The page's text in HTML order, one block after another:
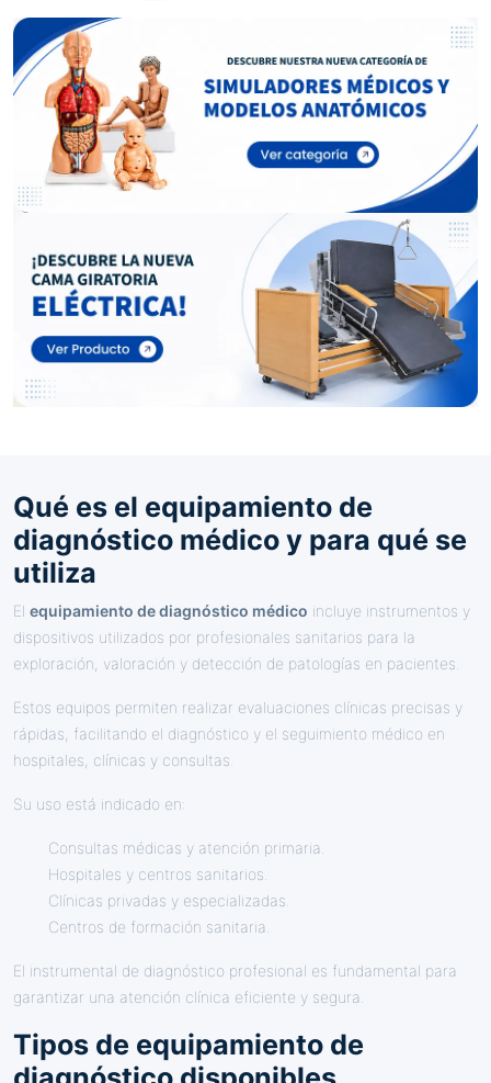
Qué es el equipamiento de
diagnóstico médico y para qué se
utiliza
El equipamiento de diagnóstico médico incluye instrumentos y
dispositivos utilizados por profesionales sanitarios para la
exploración, valoración y detección de patologías en pacientes.
Estos equipos permiten realizar evaluaciones clínicas precisas y
rápidas, facilitando el diagnóstico y el seguimiento médico en
hospitales, clínicas y consultas.
Su uso está indicado en:
Consultas médicas y atención primaria.
Hospitales y centros sanitarios.
Clínicas privadas y especializadas.
Centros de formación sanitaria.
El instrumental de diagnóstico profesional es fundamental para
garantizar una atención clínica eficiente y segura.
Tipos de equipamiento de